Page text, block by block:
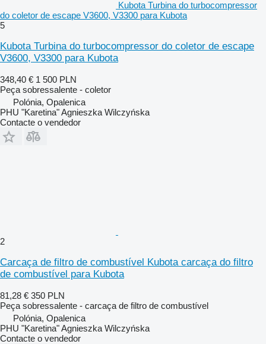
Kubota Turbina do turbocompressor
do coletor de escape V3600, V3300 para Kubota
5
Kubota Turbina do turbocompressor do coletor de escape
V3600, V3300 para Kubota
348,40 € 1 500 PLN
Peça sobressalente - coletor
Polónia, Opalenica
PHU "Karetina" Agnieszka Wilczyńska
Contacte o vendedor
2
Carcaça de filtro de combustível Kubota carcaça do filtro
de combustível para Kubota
81,28 € 350 PLN
Peça sobressalente - carcaça de filtro de combustível
Polónia, Opalenica
PHU "Karetina" Agnieszka Wilczyńska
Contacte o vendedor